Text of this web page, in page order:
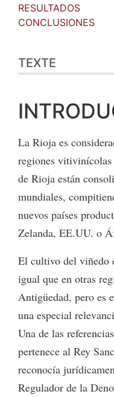
RESULTADOS
CONCLUSIONES
TEXTE
La Rioja es
regiones vitivinícolas
de Rioja están
mundiales,
nuevos países
Zelanda, EE.UU. o
El cultivo del viñedo
igual que en otras
Antigüedad, pero es
una especial
Una de las
pertenece al Rey
reconocía
Regulador de la